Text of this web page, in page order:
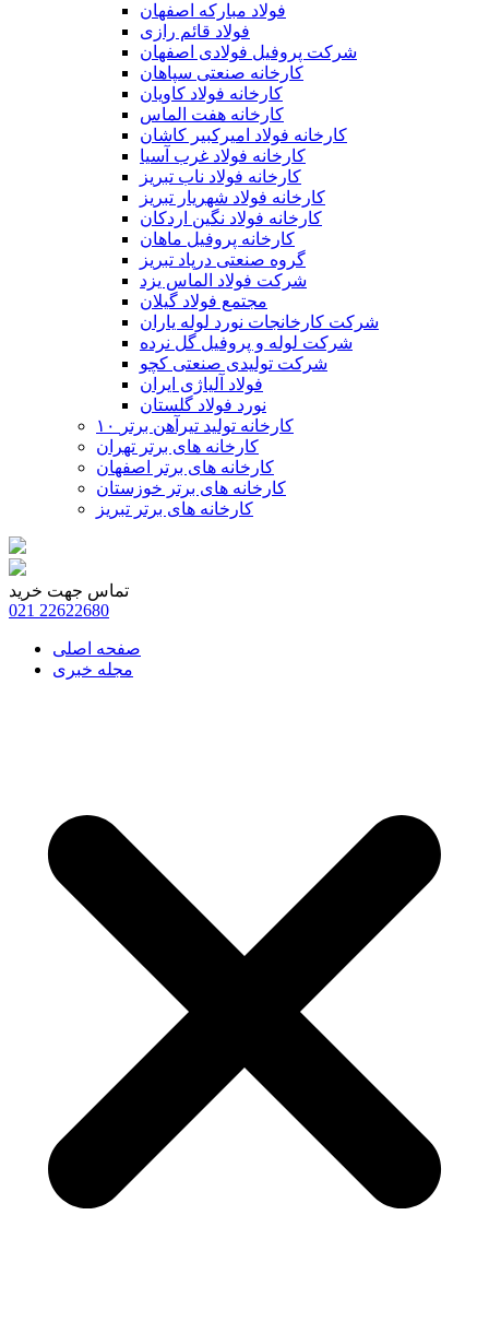
فولاد مبارکه اصفهان
فولاد قائم رازی
شركت پروفیل فولادی اصفهان
کارخانه صنعتی سپاهان
کارخانه فولاد کاویان
کارخانه هفت الماس
کارخانه فولاد امیرکبیر کاشان
کارخانه فولاد غرب آسیا
کارخانه فولاد ناب تبریز
کارخانه فولاد شهریار تبریز
کارخانه فولاد نگین اردکان
کارخانه پروفیل ماهان
گروه صنعتی درپاد تبریز
شرکت فولاد الماس یزد
مجتمع فولاد گیلان
شرکت کارخانجات نورد لوله یاران
شرکت لوله و پروفیل گل نرده
شرکت تولیدی صنعتی کچو
فولاد آلیاژی ایران
نورد فولاد گلستان
۱۰ کارخانه تولید تیرآهن برتر
کارخانه های برتر تهران
کارخانه های برتر اصفهان
کارخانه های برتر خوزستان
کارخانه های برتر تبریز
تماس جهت خرید
021 22622680
صفحه اصلی
مجله خبری